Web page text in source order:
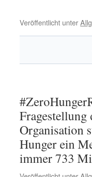
Veröffentlicht unter
Organisation
Hunger ein
immer 733